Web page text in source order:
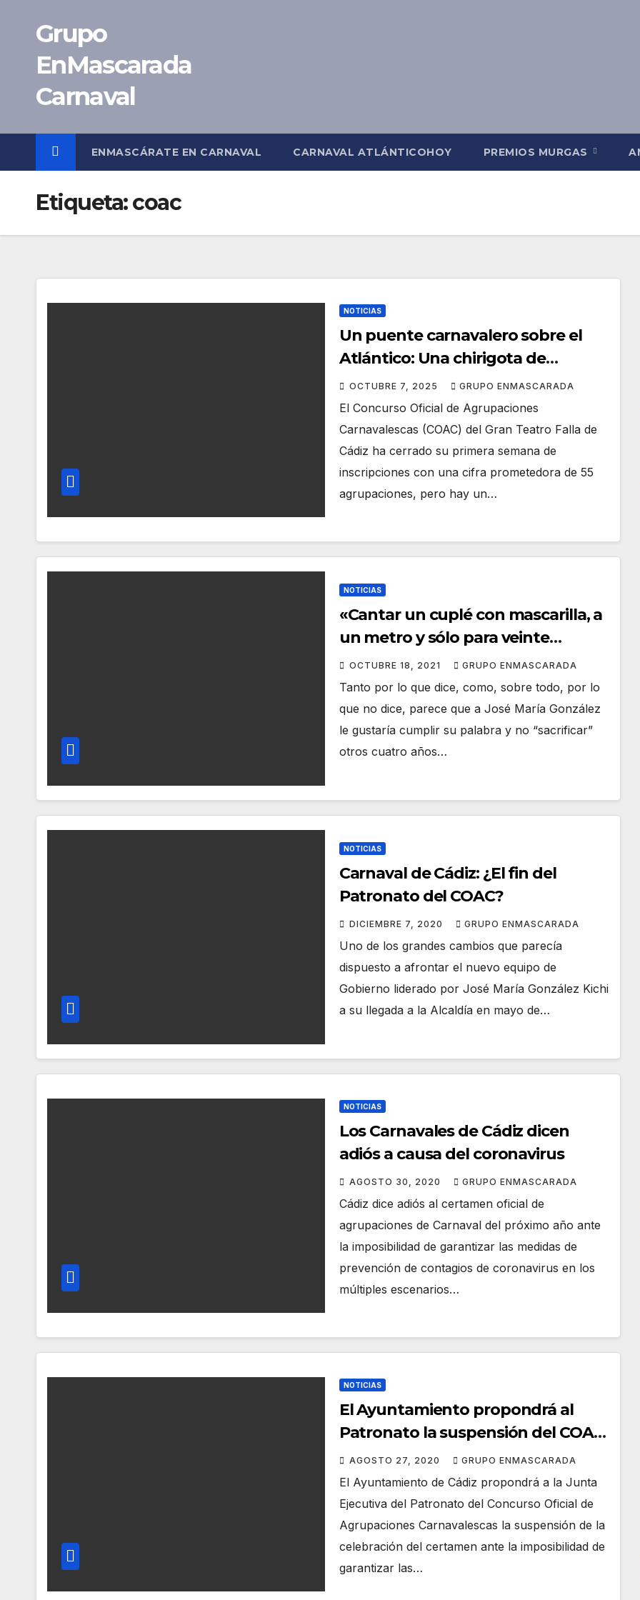
contenido
Grupo
EnMascarada
Carnaval
ENMASCÁRATE EN CARNAVAL CARNAVAL ATLÁNTICOHOY PREMIOS MURGAS
Etiqueta:coac
NOTICIAS
Un puente carnavalero sobre el
Atlántico: Una chirigota de
Tenerife desembarca por primera
vez en el Falla
OCTUBRE 7, 2025 GRUPO ENMASCARADA
El Concurso Oficial de Agrupaciones
Carnavalescas (COAC) del Gran Teatro Falla de
Cádiz ha cerrado su primera semana de
inscripciones con una cifra prometedora de 55
agrupaciones, pero hay un…
NOTICIAS
«Cantar un cuplé con mascarilla, a
un metro y sólo para veinte
personas no nos gustaría»
OCTUBRE 18, 2021 GRUPO ENMASCARADA
Tanto por lo que dice, como, sobre todo, por lo
que no dice, parece que a José María González
le gustaría cumplir su palabra y no “sacrificar”
otros cuatro años…
NOTICIAS
Carnaval de Cádiz: ¿El fin del
Patronato del COAC?
DICIEMBRE 7, 2020 GRUPO ENMASCARADA
Uno de los grandes cambios que parecía
dispuesto a afrontar el nuevo equipo de
Gobierno liderado por José María González Kichi
a su llegada a la Alcaldía en mayo de…
NOTICIAS
Los Carnavales de Cádiz dicen
adiós a causa del coronavirus
AGOSTO 30, 2020 GRUPO ENMASCARADA
Cádiz dice adiós al certamen oficial de
agrupaciones de Carnaval del próximo año ante
la imposibilidad de garantizar las medidas de
prevención de contagios de coronavirus en los
múltiples escenarios…
NOTICIAS
El Ayuntamiento propondrá al
Patronato la suspensión del COAC
2021
AGOSTO 27, 2020 GRUPO ENMASCARADA
El Ayuntamiento de Cádiz propondrá a la Junta
Ejecutiva del Patronato del Concurso Oficial de
Agrupaciones Carnavalescas la suspensión de la
celebración del certamen ante la imposibilidad de
garantizar las…